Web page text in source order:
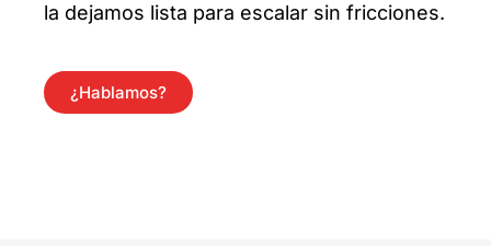
la dejamos lista para escalar sin fricciones.
¿Hablamos?